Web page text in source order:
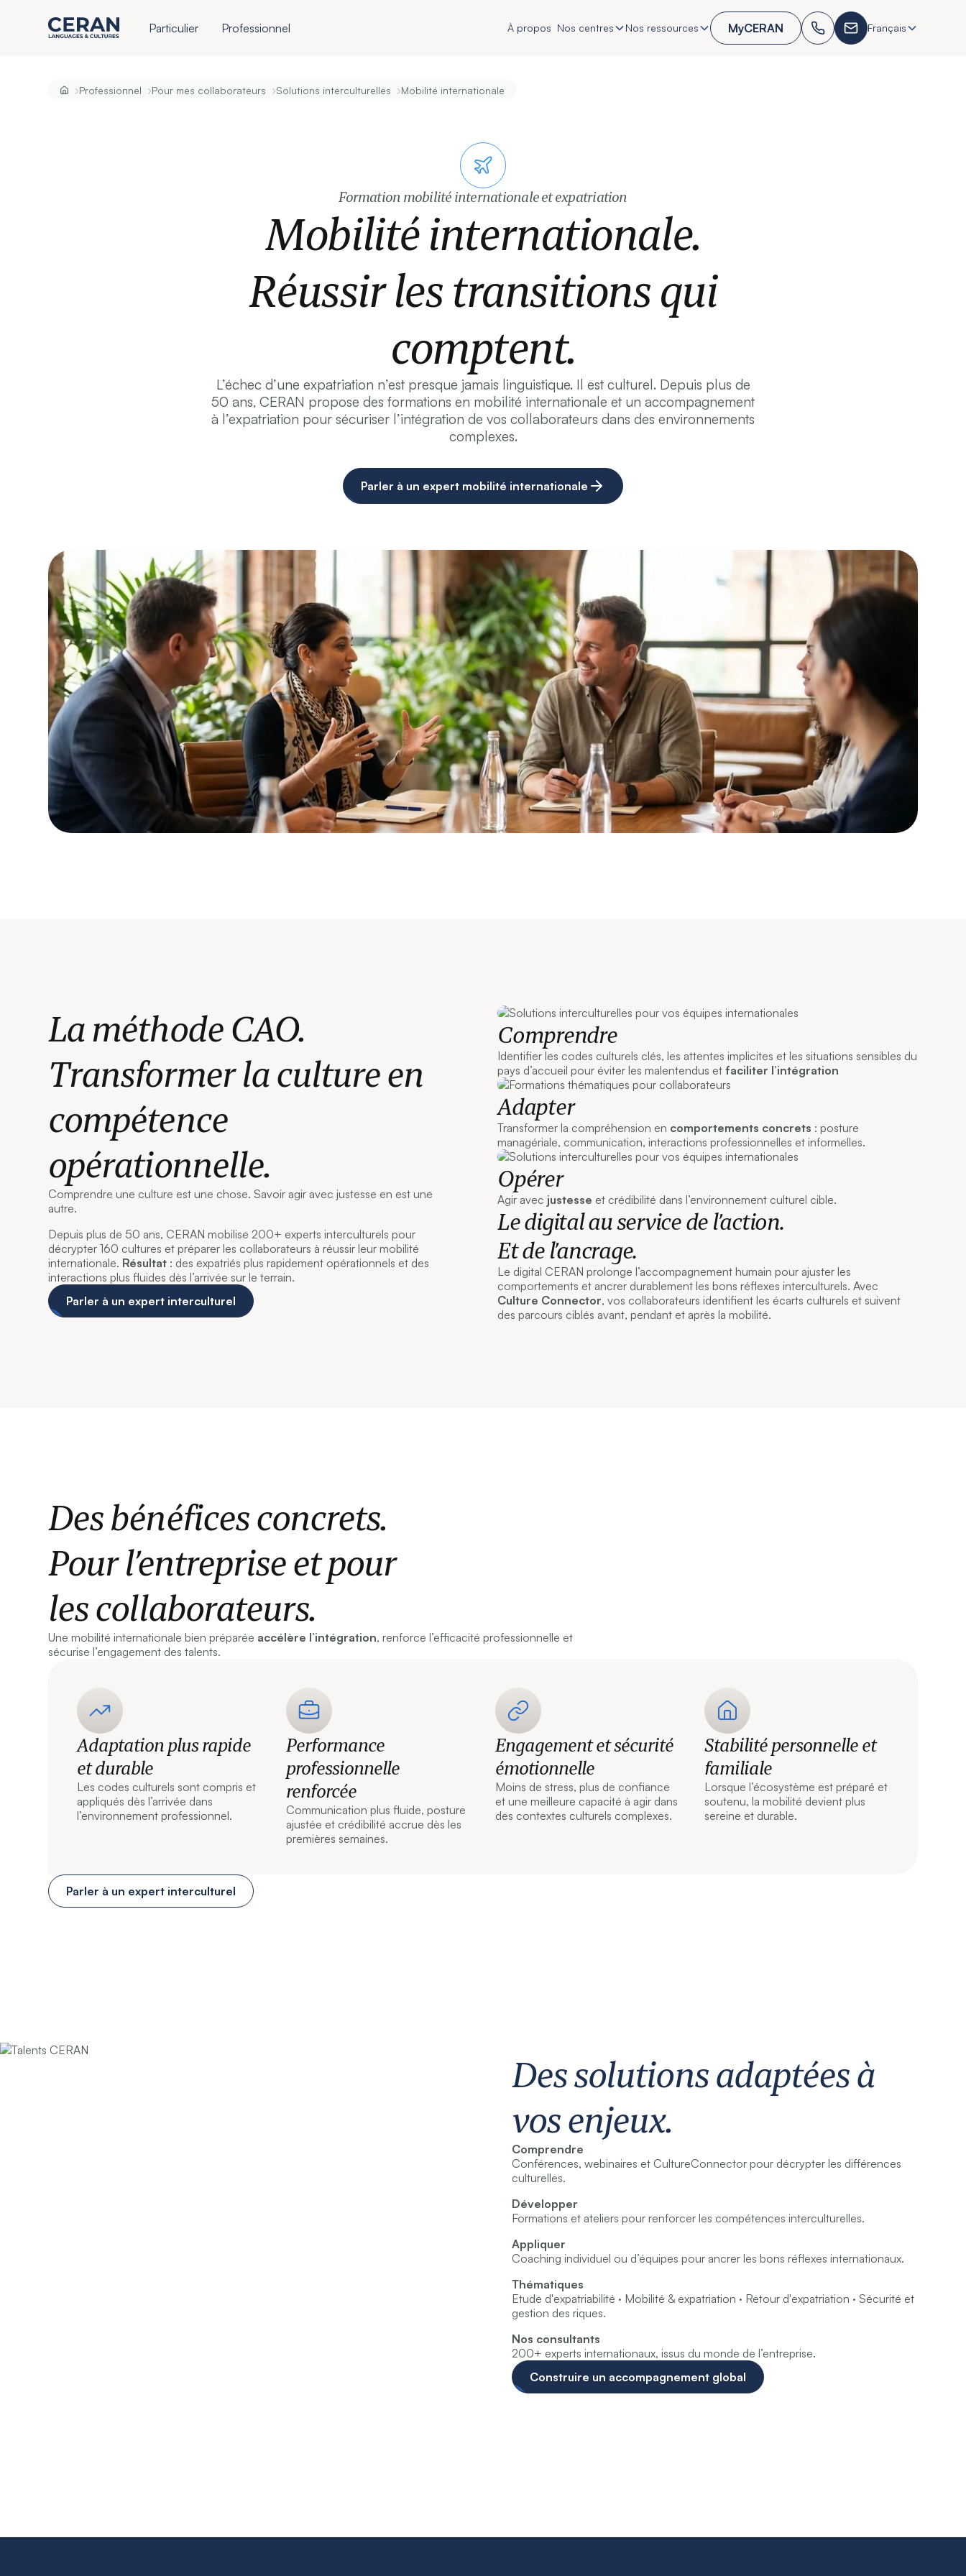
Particulier Professionnel À propos Nos centres Nos ressources MyCERAN Français
›Professionnel ›Pour mes collaborateurs ›Solutions interculturelles ›Mobilité internationale
Formation mobilité internationale et expatriation
Mobilité internationale.
Réussir les transitions qui
comptent.
L’échec d’une expatriation n’est presque jamais linguistique. Il est culturel. Depuis plus de
50 ans, CERAN propose des formations en mobilité internationale et un accompagnement
à l’expatriation pour sécuriser l’intégration de vos collaborateurs dans des environnements
complexes.
Parler à un expert mobilité internationale
La méthode CAO.
Transformer la culture en
compétence
opérationnelle.
Comprendre une culture est une chose. Savoir agir avec justesse en est une
autre.
Depuis plus de 50 ans, CERAN mobilise 200+ experts interculturels pour
décrypter 160 cultures et préparer les collaborateurs à réussir leur mobilité
internationale. Résultat : des expatriés plus rapidement opérationnels et des
interactions plus fluides dès l’arrivée sur le terrain.
Parler à un expert interculturel
Comprendre
Identifier les codes culturels clés, les attentes implicites et les situations sensibles du
pays d’accueil pour éviter les malentendus et faciliter l’intégration
Adapter
Transformer la compréhension en comportements concrets : posture
managériale, communication, interactions professionnelles et informelles.
Opérer
Agir avec justesse et crédibilité dans l’environnement culturel cible.
Le digital au service de l’action.
Et de l’ancrage.
Le digital CERAN prolonge l’accompagnement humain pour ajuster les
comportements et ancrer durablement les bons réflexes interculturels. Avec
Culture Connector, vos collaborateurs identifient les écarts culturels et suivent
des parcours ciblés avant, pendant et après la mobilité.
Des bénéfices concrets.
Pour l’entreprise et pour
les collaborateurs.
Une mobilité internationale bien préparée accélère l’intégration, renforce l’efficacité professionnelle et
sécurise l’engagement des talents.
Adaptation plus rapide
et durable
Les codes culturels sont compris et
appliqués dès l’arrivée dans
l’environnement professionnel.
Performance
professionnelle
renforcée
Communication plus fluide, posture
ajustée et crédibilité accrue dès les
premières semaines.
Engagement et sécurité
émotionnelle
Moins de stress, plus de confiance
et une meilleure capacité à agir dans
des contextes culturels complexes.
Stabilité personnelle et
familiale
Lorsque l’écosystème est préparé et
soutenu, la mobilité devient plus
sereine et durable.
Parler à un expert interculturel
Des solutions adaptées à
vos enjeux.
Comprendre
Conférences, webinaires et CultureConnector pour décrypter les différences
culturelles.
Développer
Formations et ateliers pour renforcer les compétences interculturelles.
Appliquer
Coaching individuel ou d’équipes pour ancrer les bons réflexes internationaux.
Thématiques
Etude d'expatriabilité · Mobilité & expatriation · Retour d'expatriation · Sécurité et
gestion des riques.
Nos consultants
200+ experts internationaux, issus du monde de l’entreprise.
Construire un accompagnement global